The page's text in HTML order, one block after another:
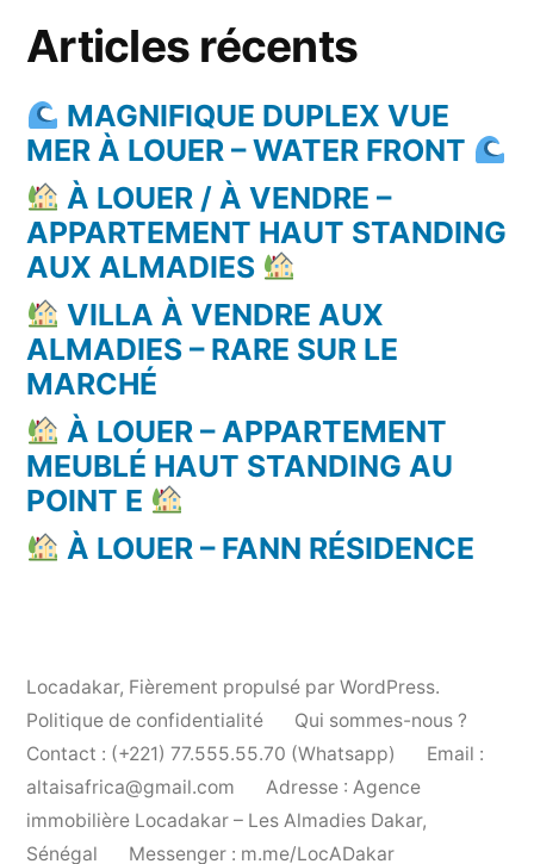
Articles récents
MAGNIFIQUE DUPLEX VUE
MER À LOUER – WATER FRONT
À LOUER / À VENDRE –
APPARTEMENT HAUT STANDING
AUX ALMADIES
VILLA À VENDRE AUX
ALMADIES – RARE SUR LE
MARCHÉ
À LOUER – APPARTEMENT
MEUBLÉ HAUT STANDING AU
POINT E
À LOUER – FANN RÉSIDENCE
Locadakar, Fièrement propulsé par WordPress.
Politique de confidentialité
Qui sommes-nous ?
Contact : (+221) 77.555.55.70 (Whatsapp)
Email :
altaisafrica@gmail.com
Adresse : Agence
immobilière Locadakar – Les Almadies Dakar,
Sénégal
Messenger : m.me/LocADakar